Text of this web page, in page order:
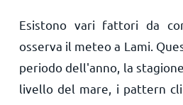
Esistono vari fattori da
osserva il meteo a Lami.
periodo dell'anno, la
livello del mare, i pattern